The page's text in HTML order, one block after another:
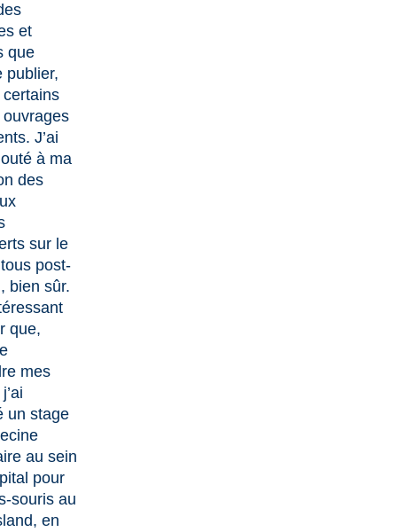
et
que
publier,
J’ai
à ma
des
sur le
post-
bien sûr.
que,
mes
un stage
au sein
pour
souris au
en